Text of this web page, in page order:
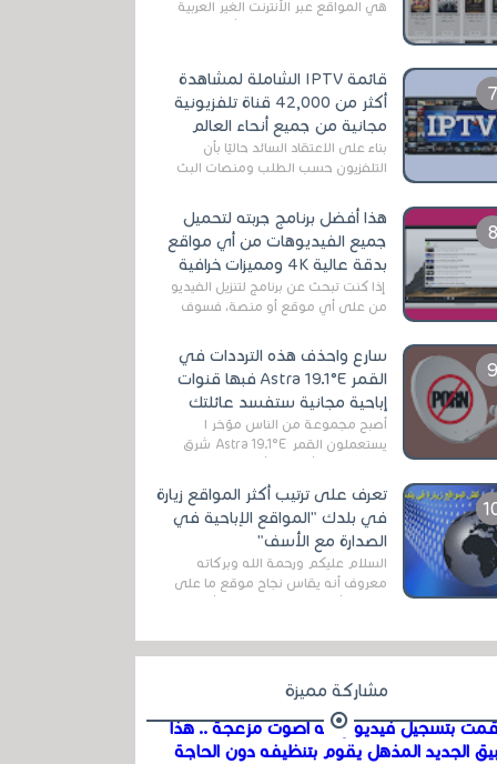
هي المواقع عبر الأنترنت الغير العربية
التي تقدم خدمة تحميل الأفلام على
قائمة IPTV الشاملة لمشاهدة
أكثر من 42,000 قناة تلفزيونية
مجانية من جميع أنحاء العالم
بناءً على الاعتقاد السائد حاليًا بأن
التلفزيون حسب الطلب ومنصات البث
الأرضي التقليدي، يُعدّ IPTV-org خيار...
هذا أفضل برنامج جربته لتحميل
جميع الفيديوهات من أي مواقع
بدقة عالية 4K ومميزات خرافية
إذا كنت تبحث عن برنامج لتنزيل الفيديو
من على أي موقع أو منصة، فسوف
المج...
سارع واحذف هذه الترددات في
القمر Astra 19.1°E فبها قنوات
إباحية مجانية ستفسد عائلتك
أصبح مجموعة من الناس مؤخر ا
يستعملون القمر Astra 19.1°E شرق
قنوات مميزة جدا تنقل العديد من البرامج
اله...
تعرف على ترتيب أكثر المواقع زيارة
في بلدك "المواقع الإباحية في
الصدارة مع الأسف"
السلام عليكم ورحمة الله وبركاته
معروف أنه يقاس نجاح موقع ما على
في...
مشاركة مميزة
بتسجيل فيديو وفيه أصوت مزعجة .. هذا
الجديد المذهل يقوم بتنظيفه دون الحاجة